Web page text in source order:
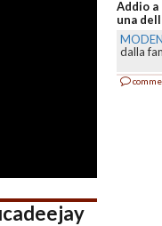
Addio a
una
dalla